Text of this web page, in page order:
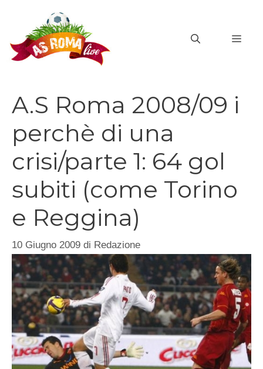
contenuto
A.S Roma 2008/09 i
perchè di una
crisi/parte 1: 64 gol
subiti (come Torino
e Reggina)
10 Giugno 2009 di Redazione